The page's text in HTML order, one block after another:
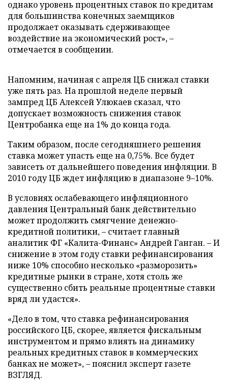
однако уровень процентных ставок по кредитам
для большинства конечных заемщиков
продолжает оказывать сдерживающее
воздействие на экономический рост», –
отмечается в сообщении.
Напомним, начиная с апреля ЦБ снижал ставки
уже пять раз. На прошлой неделе первый
зампред ЦБ Алексей Улюкаев сказал, что
допускает возможность снижения ставок
Центробанка еще на 1% до конца года.
Таким образом, после сегодняшнего решения
ставка может упасть еще на 0,75%. Все будет
зависеть от дальнейшего поведения инфляции. В
2010 году ЦБ ждет инфляцию в диапазоне 9–10%.
В условиях ослабевающего инфляционного
давления Центральный банк действительно
может продолжить смягчение денежно-
кредитной политики, – считает главный
аналитик ФГ «Калита-Финанс» Андрей Ганган. – И
снижение в этом году ставки рефинансирования
ниже 10% способно несколько «разморозить»
кредитные рынки в стране, хотя столь же
существенно сбить реальные процентные ставки
вряд ли удастся».
«Дело в том, что ставка рефинансирования
российского ЦБ, скорее, является фискальным
инструментом и прямо влиять на динамику
реальных кредитных ставок в коммерческих
банках не может», – пояснил эксперт газете
ВЗГЛЯД.